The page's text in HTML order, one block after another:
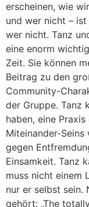
erscheinen, wie
und wer nicht –
wer nicht. Tanz
eine enorm
Zeit. Sie können
Beitrag zu den
Community-
der Gruppe. Tanz
haben, eine
Miteinander-Seins
gegen
Einsamkeit. Tanz
muss nicht einem
nur er selbst sein.
gehört: „The